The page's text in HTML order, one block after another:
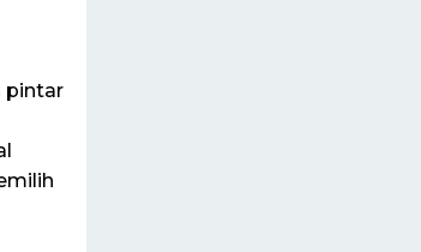
pintar